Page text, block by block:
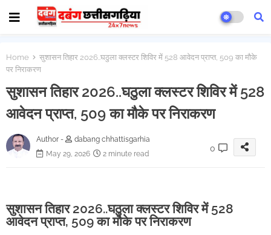
Home
सुशासन तिहार 2026..घठुला क्लस्टर शिविर में 528 आवेदन प्राप्त, 509 का मौके
पर निराकरण
सुशासन तिहार 2026..घठुला क्लस्टर शिविर में 528
आवेदन प्राप्त, 509 का मौके पर निराकरण
Author -
dabang chhattisgarhia
May 29, 2026
2 minute read
0
सुशासन तिहार 2026..घठुला क्लस्टर शिविर में 528
आवेदन प्राप्त, 509 का मौके पर निराकरण